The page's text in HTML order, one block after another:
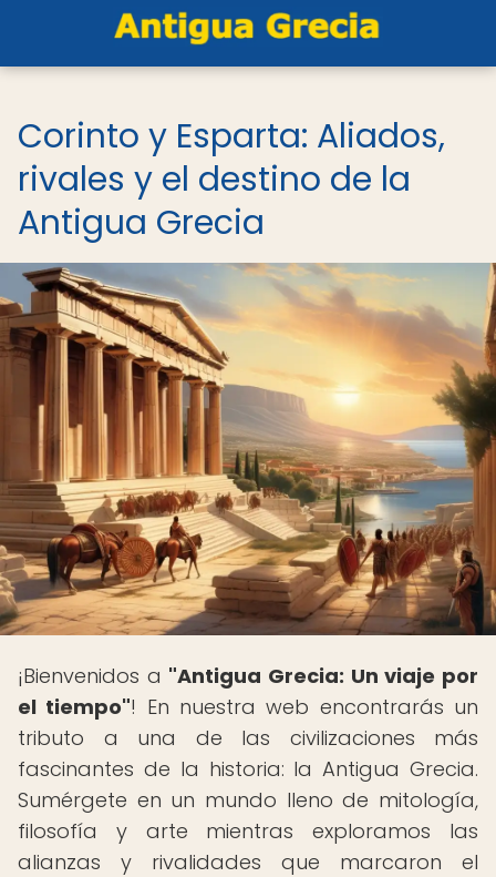
Corinto y Esparta: Aliados,
rivales y el destino de la
Antigua Grecia
¡Bienvenidos a "Antigua Grecia: Un viaje por
el tiempo"! En nuestra web encontrarás un
tributo a una de las civilizaciones más
fascinantes de la historia: la Antigua Grecia.
Sumérgete en un mundo lleno de mitología,
filosofía y arte mientras exploramos las
alianzas y rivalidades que marcaron el